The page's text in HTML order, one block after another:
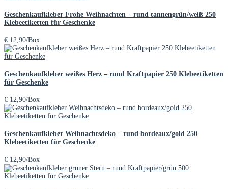
Geschenkaufkleber Frohe Weihnachten – rund tannengrün/weiß 250
Klebeetiketten für Geschenke
€ 12,90/Box
Geschenkaufkleber weißes Herz – rund Kraftpapier 250 Klebeetiketten
für Geschenke
€ 12,90/Box
Geschenkaufkleber Weihnachtsdeko – rund bordeaux/gold 250
Klebeetiketten für Geschenke
€ 12,90/Box